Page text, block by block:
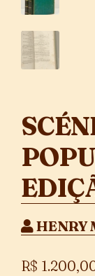
HENRY
R$